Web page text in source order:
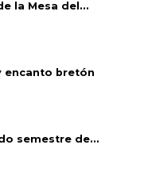
la Mesa del...
encanto bretón
semestre de...